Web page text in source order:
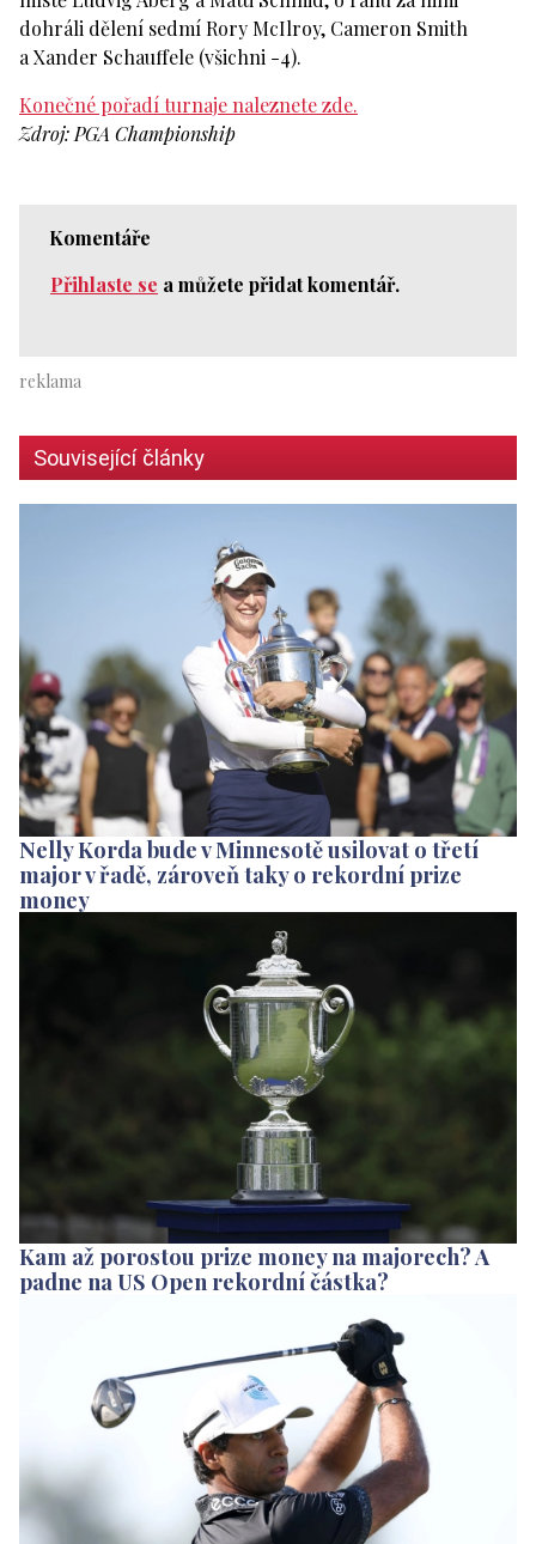
dohráli dělení sedmí Rory McIlroy, Cameron Smith
a Xander Schauffele (všichni -4).
Konečné pořadí turnaje naleznete zde.
Zdroj: PGA Championship
Komentáře
Přihlaste se a můžete přidat komentář.
Související články
Nelly Korda bude v Minnesotě usilovat o třetí
major v řadě, zároveň taky o rekordní prize
money
Kam až porostou prize money na majorech? A
padne na US Open rekordní částka?